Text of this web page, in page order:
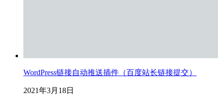
WordPress链接自动推送插件（百度站长链接提交）
2021年3月18日